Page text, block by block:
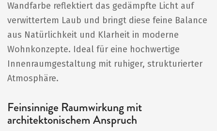
Wandfarbe reflektiert das gedämpfte Licht auf
verwittertem Laub und bringt diese feine Balance
aus Natürlichkeit und Klarheit in moderne
Wohnkonzepte. Ideal für eine hochwertige
Innenraumgestaltung mit ruhiger, strukturierter
Atmosphäre.
Feinsinnige Raumwirkung mit
architektonischem Anspruch